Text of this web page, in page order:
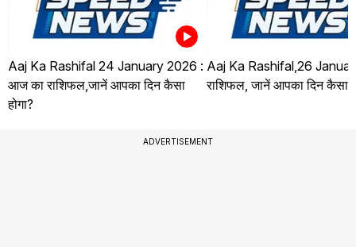
Aaj Ka Rashifal 24 January 2026 :
आज का राशिफल,जानें आपका दिन कैसा
होगा?
Aaj Ka Rashifal,26
राशिफल, जानें आपका दिन कैसा
ADVERTISEMENT